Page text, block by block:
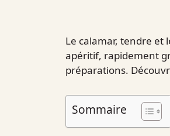
Le calamar, tendre et
apéritif, rapidement
préparations.
Sommaire